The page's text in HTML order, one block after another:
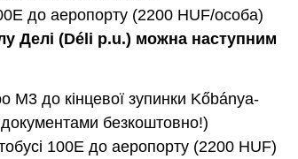
до аеропорту (2200 HUF/особа)
Делі (Déli p.u.) можна наступним
до кінцевої зупинки Kőbánya-
безкоштовно!)
100E до аеропорту (2200 HUF)